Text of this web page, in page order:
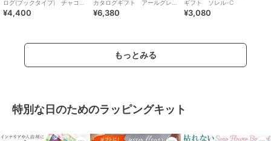
ログ(ブックタイプ) チャコー
ル-BC
¥4,400
カタログギフト アールグレ
イ
¥6,380
ギフト ソレル-C
¥3,080
もっとみる
特別な日のためのラッピングキット